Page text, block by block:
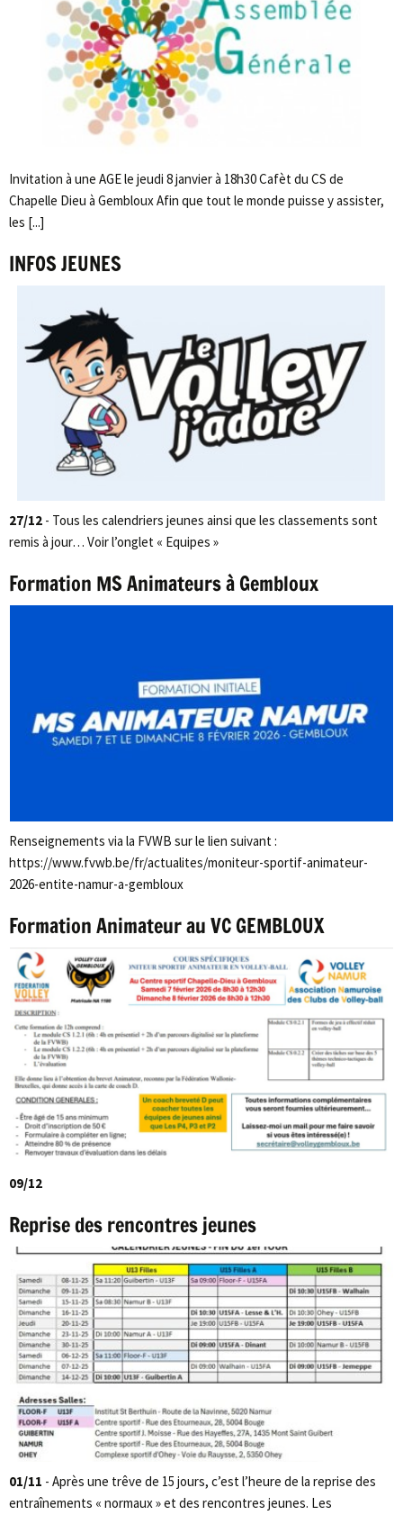
Invitation à une AGE le jeudi 8 janvier à 18h30 Cafèt du CS de
Chapelle Dieu à Gembloux Afin que tout le monde puisse y assister,
les [...]
INFOS JEUNES
27/12 - Tous les calendriers jeunes ainsi que les classements sont
remis à jour… Voir l’onglet « Equipes »
Formation MS Animateurs à Gembloux
Renseignements via la FVWB sur le lien suivant :
https://www.fvwb.be/fr/actualites/moniteur-sportif-animateur-
2026-entite-namur-a-gembloux
Formation Animateur au VC GEMBLOUX
09/12
Reprise des rencontres jeunes
01/11 - Après une trêve de 15 jours, c’est l’heure de la reprise des
entraînements « normaux » et des rencontres jeunes. Les